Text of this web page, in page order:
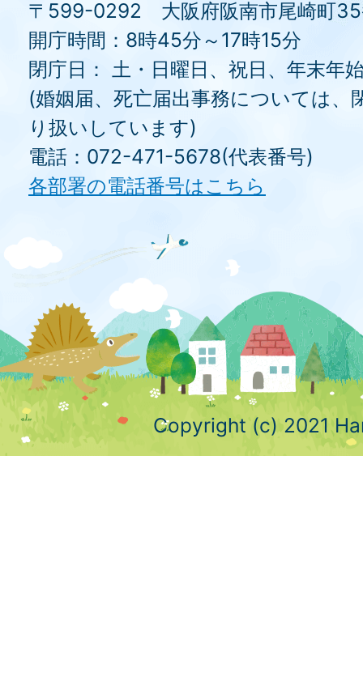
〒599-0292 大阪府阪南市尾崎町35
開庁時間：8時45分～17時15分
閉庁日： 土・日曜日、祝日、年末年
(婚姻届、死亡届出事務については、
り扱いしています)
電話：072-471-5678(代表番号)
各部署の電話番号はこちら
Copyright (c) 2021